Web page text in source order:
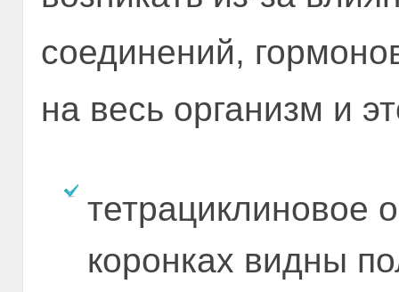
соединений,
на весь организм и
тетрациклиновое
коронках видны